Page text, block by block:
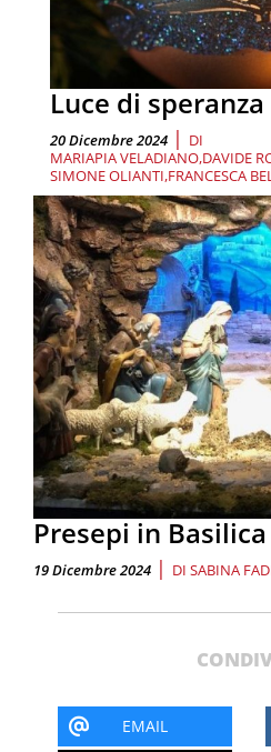
Luce di speranza
20 Dicembre 2024 | DI
MARIAPIA VELADIANO DAVIDE
SIMONE OLIANTI FRANCESCA
Presepi in Basilica
19 Dicembre 2024 | DI SABINA
EMAIL